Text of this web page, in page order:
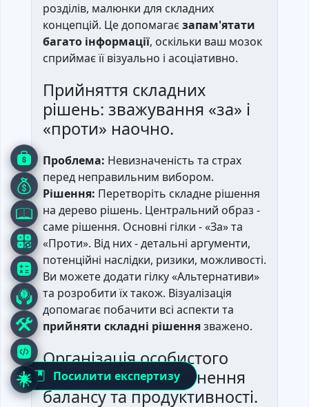
розділів, малюнки для складних
концепцій. Це допомагаєзапам'ятати
багато інформації, оскільки ваш мозок
сприймає її візуально і асоціативно.
Прийняття складних
рішень: зважування «за» і
«проти» наочно.
Проблема: Невизначеність та страх
перед неправильним вибором.
Рішення: Перетворіть складне рішення
на дерево рішень. Центральний образ -
саме рішення. Основні гілки - «За» та
«Проти». Від них - детальні аргументи,
потенційні наслідки, ризики, можливості.
Ви можете додати гілку «Альтернативи»
та розробити їх також. Візуалізація
допомагає побачити всі аспекти та
прийняти складні рішеннязважено.
Організація особистого
часу та цілей: досягнення
балансу та продуктивності.
Посилити експертизу